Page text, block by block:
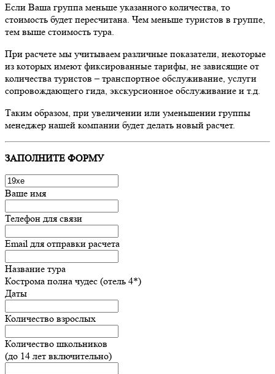
Если Ваша группа меньше указанного количества, то
стоимость будет пересчитана. Чем меньше туристов в группе,
тем выше стоимость тура.
При расчете мы учитываем различные показатели, некоторые
из которых имеют фиксированные тарифы, не зависящие от
количества туристов – транспортное обслуживание, услуги
сопровождающего гида, экскурсионное обслуживание и т.д.
Таким образом, при увеличении или уменьшении группы
менеджер нашей компании будет делать новый расчет.
ЗАПОЛНИТЕ ФОРМУ
Ваше имя
Телефон для связи
Email для отправки расчета
Название тура
Кострома полна чудес (отель 4*)
Даты
Количество взрослых
Количество школьников
(до 14 лет включительно)